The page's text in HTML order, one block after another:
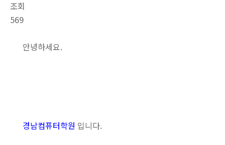
조회
569
안녕하세요.
경남컴퓨터학원 입니다.